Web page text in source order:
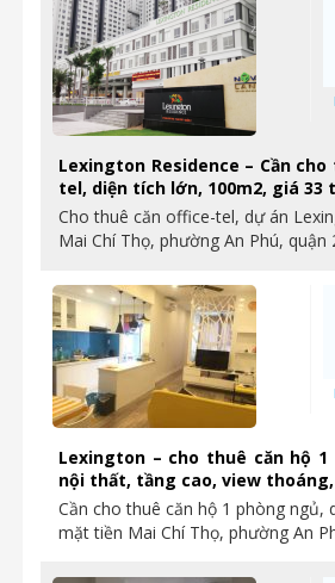
Lexington Residence – Cần
tel, diện tích lớn, 100m2, giá
Cho thuê căn office-tel, dự án
Mai Chí Thọ, phường An Phú,
Lexington – cho thuê căn hộ
nội thất, tầng cao, view
Cần cho thuê căn hộ 1 phòng ngủ,
mặt tiền Mai Chí Thọ, phường An